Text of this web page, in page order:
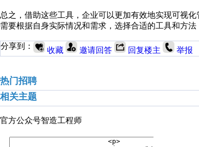
总之，借助这些工具，企业可以更加有效地实现可视
需要根据自身实际情况和需求，选择合适的工具和方
分享到： 收藏 邀请回答 回复楼主 举报
热门招聘
相关主题
官方公众号智造工程师